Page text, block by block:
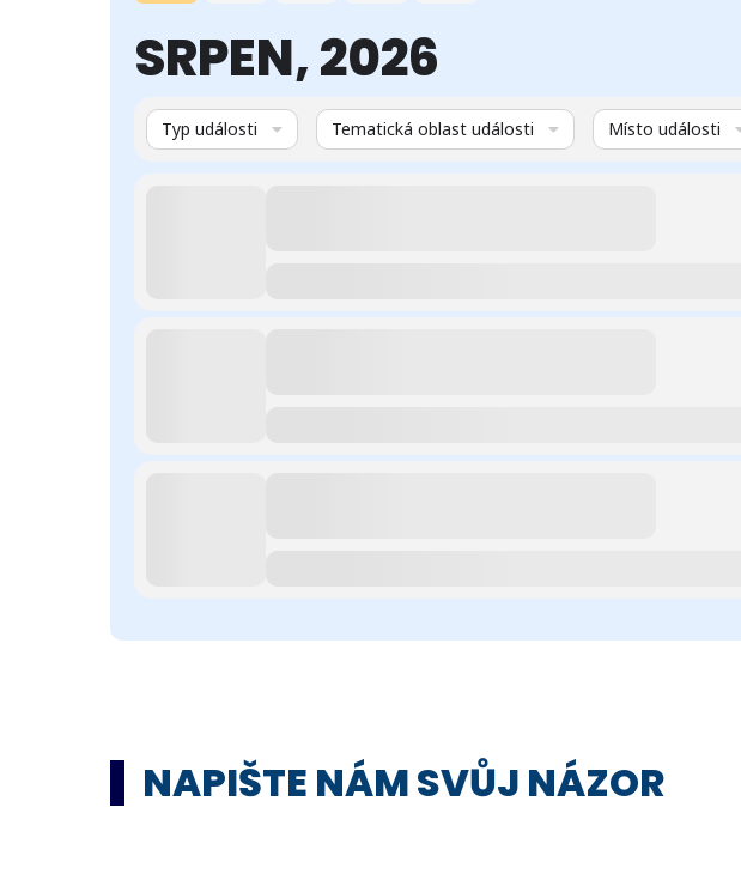
SRPEN, 2026
Typ události Tematická oblast události Místo události
NAPIŠTE NÁM SVŮJ NÁZOR